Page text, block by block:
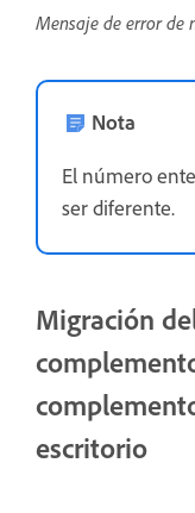
Mensaje de error de
Nota
El número
ser diferente.
Migración
escritorio